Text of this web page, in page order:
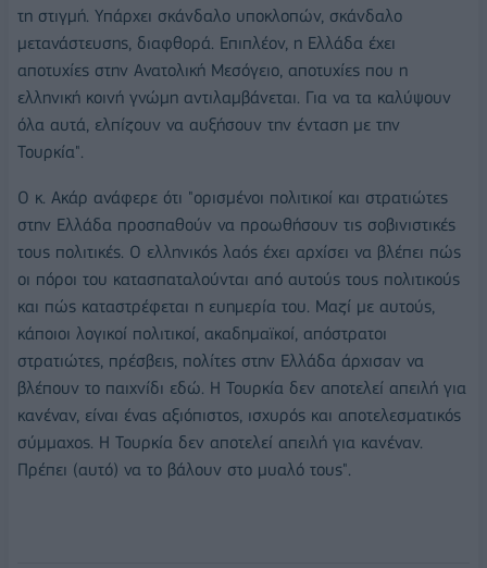
τη στιγμή. Υπάρχει σκάνδαλο υποκλοπών, σκάνδαλο
μετανάστευσης, διαφθορά. Επιπλέον, η Ελλάδα έχει
αποτυχίες στην Ανατολική Μεσόγειο, αποτυχίες που η
ελληνική κοινή γνώμη αντιλαμβάνεται. Για να τα καλύψουν
όλα αυτά, ελπίζουν να αυξήσουν την ένταση με την
Τουρκία".
Ο κ. Ακάρ ανάφερε ότι "ορισμένοι πολιτικοί και στρατιώτες
στην Ελλάδα προσπαθούν να προωθήσουν τις σοβινιστικές
τους πολιτικές. Ο ελληνικός λαός έχει αρχίσει να βλέπει πώς
οι πόροι του κατασπαταλούνται από αυτούς τους πολιτικούς
και πώς καταστρέφεται η ευημερία του. Μαζί με αυτούς,
κάποιοι λογικοί πολιτικοί, ακαδημαϊκοί, απόστρατοι
στρατιώτες, πρέσβεις, πολίτες στην Ελλάδα άρχισαν να
βλέπουν το παιχνίδι εδώ. Η Τουρκία δεν αποτελεί απειλή για
κανέναν, είναι ένας αξιόπιστος, ισχυρός και αποτελεσματικός
σύμμαχος. Η Τουρκία δεν αποτελεί απειλή για κανέναν.
Πρέπει (αυτό) να το βάλουν στο μυαλό τους".